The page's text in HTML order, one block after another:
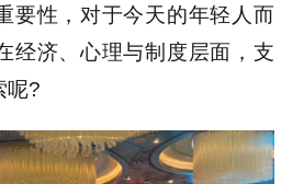
要性，对于今天的年轻人而
经济、心理与制度层面，支
呢?